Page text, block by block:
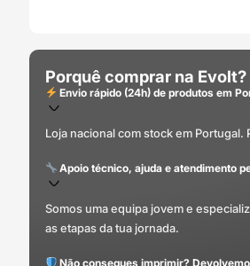
Porquê comprar na Evolt?
Envio rápido (24h) de produtos em
Loja nacional com stock em
Apoio técnico, ajuda e atendimento
Somos uma equipa jovem e
as etapas da tua jornada.
Não consegues imprimir?